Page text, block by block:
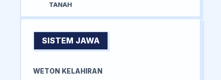
TANAH
SISTEM JAWA
WETON KELAHIRAN